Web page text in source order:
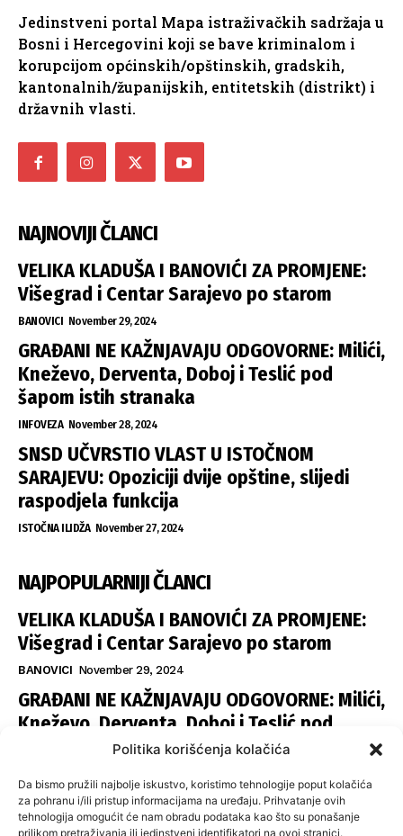
Politika korišćenja kolačića
Da bismo pružili najbolje iskustvo, koristimo tehnologije poput kolačića
za pohranu i/ili pristup informacijama na uređaju. Prihvatanje ovih
tehnologija omogućit će nam obradu podataka kao što su ponašanje
prilikom pretraživanja ili jedinstveni identifikatori na ovoj stranici.
Jedinstveni portal Mapa istraživačkih sadržaja u
Bosni i Hercegovini koji se bave kriminalom i
korupcijom općinskih/opštinskih, gradskih,
kantonalnih/županijskih, entitetskih (distrikt) i
državnih vlasti.
NAJNOVIJI ČLANCI
VELIKA KLADUŠA I BANOVIĆI ZA PROMJENE:
Višegrad i Centar Sarajevo po starom
BANOVICI November 29, 2024
GRAĐANI NE KAŽNJAVAJU ODGOVORNE: Milići,
Kneževo, Derventa, Doboj i Teslić pod
šapom istih stranaka
INFOVEZA November 28, 2024
SNSD UČVRSTIO VLAST U ISTOČNOM
SARAJEVU: Opoziciji dvije opštine, slijedi
raspodjela funkcija
ISTOČNA ILIDŽA November 27, 2024
NAJPOPULARNIJI ČLANCI
VELIKA KLADUŠA I BANOVIĆI ZA PROMJENE:
Višegrad i Centar Sarajevo po starom
BANOVICI November 29, 2024
GRAĐANI NE KAŽNJAVAJU ODGOVORNE: Milići,
Kneževo, Derventa, Doboj i Teslić pod
šapom istih stranaka
SNSD UČVRSTIO VLAST U ISTOČNOM
SARAJEVU: Opoziciji dvije opštine, slijedi